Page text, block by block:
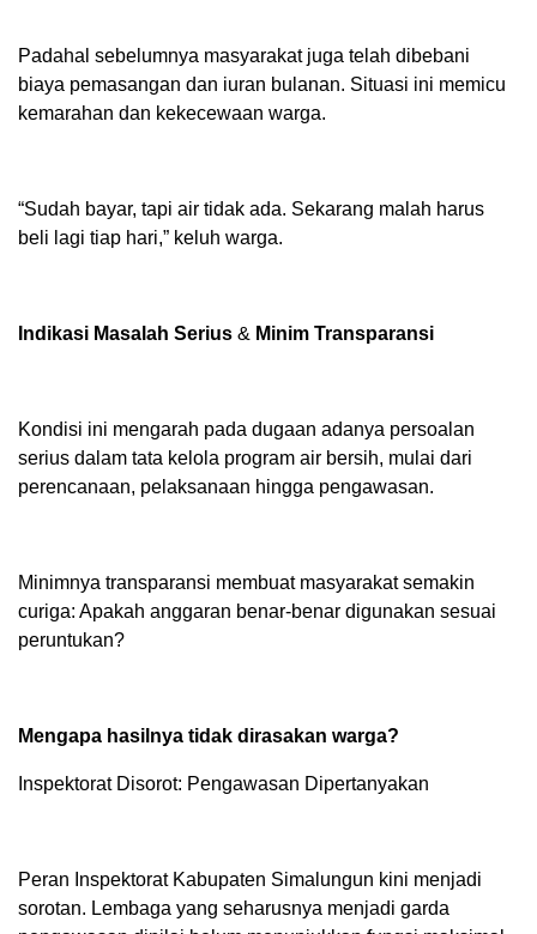
Padahal sebelumnya masyarakat juga telah dibebani
biaya pemasangan dan iuran bulanan. Situasi ini memicu
kemarahan dan kekecewaan warga.
“Sudah bayar, tapi air tidak ada. Sekarang malah harus
beli lagi tiap hari,” keluh warga.
Indikasi Masalah Serius & Minim Transparansi
Kondisi ini mengarah pada dugaan adanya persoalan
serius dalam tata kelola program air bersih, mulai dari
perencanaan, pelaksanaan hingga pengawasan.
Minimnya transparansi membuat masyarakat semakin
curiga: Apakah anggaran benar-benar digunakan sesuai
peruntukan?
Mengapa hasilnya tidak dirasakan warga?
Inspektorat Disorot: Pengawasan Dipertanyakan
Peran Inspektorat Kabupaten Simalungun kini menjadi
sorotan. Lembaga yang seharusnya menjadi garda